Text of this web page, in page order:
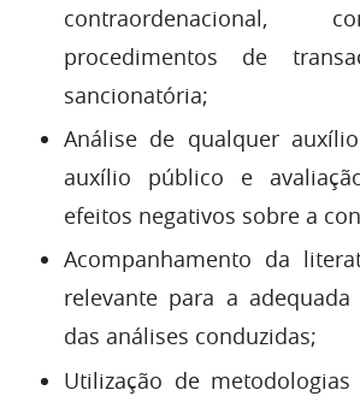
contraordenacional,
procedimentos de
sancionatória;
Análise de qualquer
auxílio público e
efeitos negativos sobre a
Acompanhamento da
relevante para a adequada
das análises conduzidas;
Utilização de